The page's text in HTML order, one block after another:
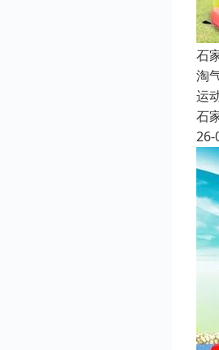
石
淘
运
石
26-